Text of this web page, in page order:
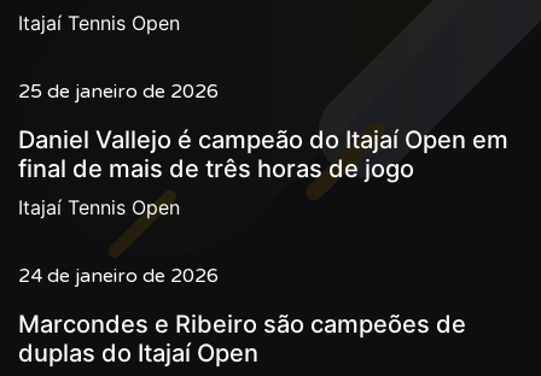
Itajaí Tennis Open
25 de janeiro de 2026
Daniel Vallejo é campeão do Itajaí Open em
final de mais de três horas de jogo
Itajaí Tennis Open
24 de janeiro de 2026
Marcondes e Ribeiro são campeões de
duplas do Itajaí Open